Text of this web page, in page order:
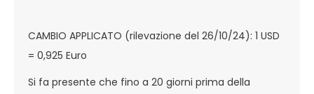
CAMBIO APPLICATO (rilevazione del 26/10/24): 1 USD
= 0,925 Euro
Si fa presente che fino a 20 giorni prima della